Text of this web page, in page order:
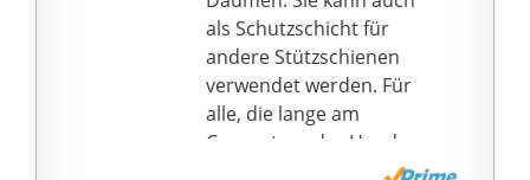
Verfübar in zwei
Einheitsgrößen
Klettverschlüssel am
Handgelenk und dem
Daumen für
kinderlichtes anpassen
als Schutzschicht für
andere Stützschienen
verwendet werden. Für
alle, die lange am
Computer oder Handy